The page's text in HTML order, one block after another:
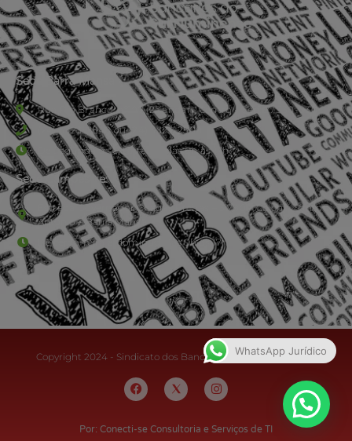
Sede Barra Mansa
Rua Rio Branco, nº107 (2º andar), Centro - Cep: 27.330-030
(24) 3323-2848 ou (24) 3323-2500
De segunda à sexta-feira , das 9h às 17h.
Sede Campestre:
Estrada Governador Chagas Freitas – 3.780 – Colônia Santo
Antônio – Barra Mansa
De terça-feira a domingo, das 9h às 17h
Copyright 2024 - Sindicato dos Bancários do Sul Fluminense
Por: Conecti-se Consultoria e Serviços de TI
WhatsApp Jurídico